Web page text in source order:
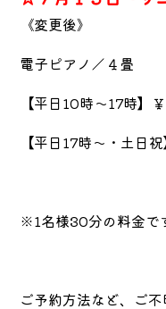
《変更後》
電子ピアノ／４畳
【平日10時～17時】
【平日17時～・土日
※1名様30分の料金で
ご予約方法など、ご